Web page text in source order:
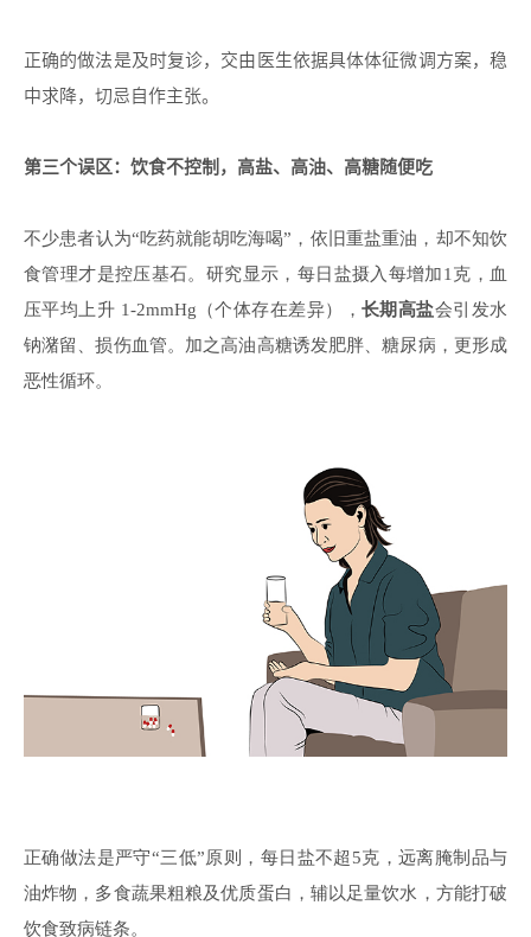
正确的做法是及时复诊，交由医生依据具体体征微调方案，稳
中求降，切忌自作主张。
第三个误区：饮食不控制，高盐、高油、高糖随便吃
不少患者认为“吃药就能胡吃海喝”，依旧重盐重油，却不知饮
食管理才是控压基石。研究显示，每日盐摄入每增加1克，血
压平均上升 1-2mmHg（个体存在差异）， 长期高盐会引发水
钠潴留、损伤血管。加之高油高糖诱发肥胖、糖尿病，更形成
恶性循环。
正确做法是严守“三低”原则，每日盐不超5克，远离腌制品与
油炸物，多食蔬果粗粮及优质蛋白，辅以足量饮水，方能打破
饮食致病链条。